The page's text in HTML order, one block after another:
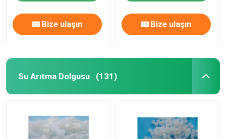
Bize ulaşın Bize ulaşın
Su Arıtma Dolgusu (131)